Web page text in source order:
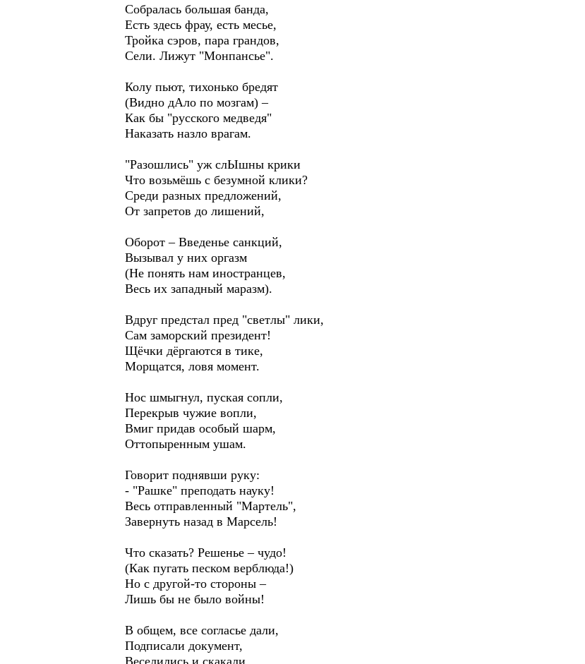
Собралась большая банда,
Есть здесь фрау, есть месье,
Тройка сэров, пара грандов,
Сели. Лижут "Монпансье".
Колу пьют, тихонько бредят
(Видно дАло по мозгам) –
Как бы "русского медведя"
Наказать назло врагам.
"Разошлись" уж слЫшны крики
Что возьмёшь с безумной клики?
Среди разных предложений,
От запретов до лишений,
Оборот – Введенье санкций,
Вызывал у них оргазм
(Не понять нам иностранцев,
Весь их западный маразм).
Вдруг предстал пред "светлы" лики,
Сам заморский президент!
Щёчки дёргаются в тике,
Морщатся, ловя момент.
Нос шмыгнул, пуская сопли,
Перекрыв чужие вопли,
Вмиг придав особый шарм,
Оттопыренным ушам.
Говорит поднявши руку:
- "Рашке" преподать науку!
Весь отправленный "Мартель",
Завернуть назад в Марсель!
Что сказать? Решенье – чудо!
(Как пугать песком верблюда!)
Но с другой-то стороны –
Лишь бы не было войны!
В общем, все согласье дали,
Подписали документ,
Веселились и скакали,